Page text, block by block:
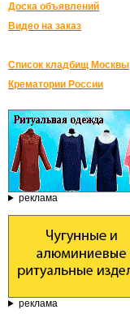
Доска объявлений
Видео на заказ
Список кладбищ Москвы
Крематории России
реклама
реклама